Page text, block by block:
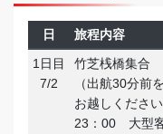
日 旅程内容
1日目
7/2
竹芝桟橋集合
（出航30分前
お越しください
23：00 大型